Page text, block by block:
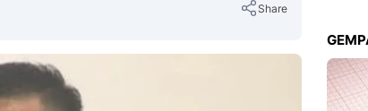
Share